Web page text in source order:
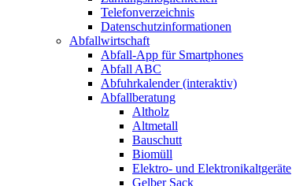
Telefonverzeichnis
Datenschutzinformationen
Abfallwirtschaft
Abfall-App für Smartphones
Abfall ABC
Abfuhrkalender (interaktiv)
Abfallberatung
Altholz
Altmetall
Bauschutt
Biomüll
Elektro- und Elektronikaltgeräte
Gelber Sack